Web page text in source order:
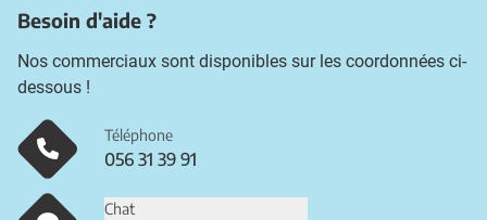
Besoin d'aide ?
Nos commerciaux sont disponibles sur les coordonnées ci-
dessous !
Téléphone
056 31 39 91
Chat